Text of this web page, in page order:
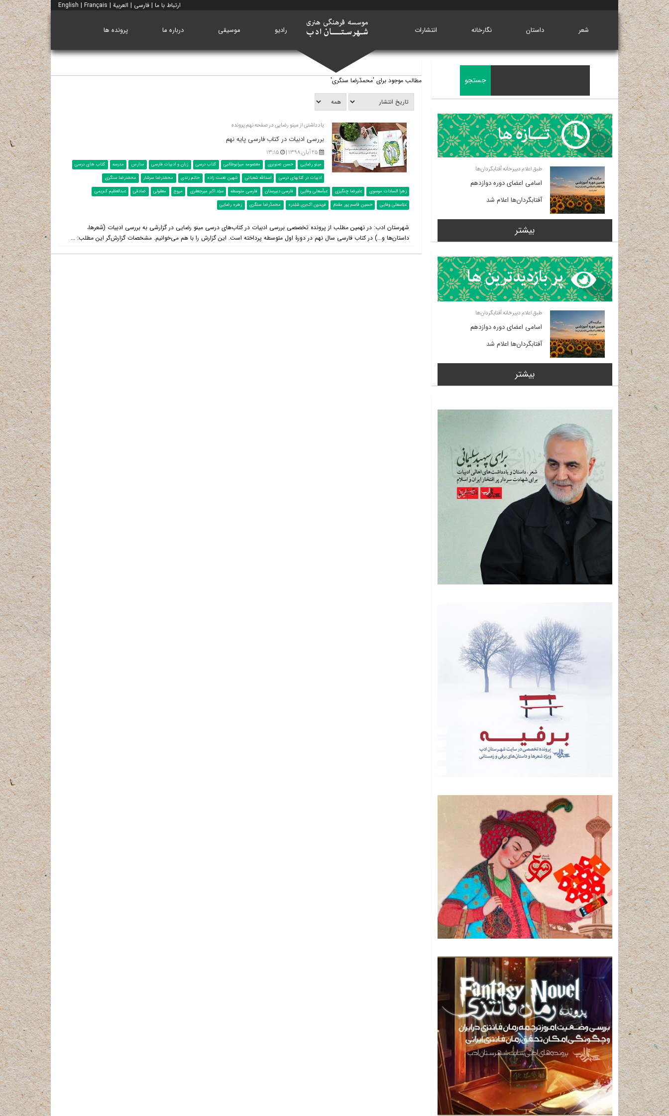
ارتباط با ما | فارسی | العربية |
English | Français
شعر داستان نگارخانه انتشارات خانه رادیو موسیقی درباره ما پرونده ها
مطالب موجود برای 'محمدّرضا سنگری'
یادداشتی از مینو رضایی در صفحه نهم پرونده
بررسی ادبیات در کتاب فارسی پایه نهم
۲۵ آبان ۱۳۹۸ | ۱۳:۱۵
مینو رضایی حسن صنوبری معصومه میرابوطالبی کتاب درسی زبان و ادبیات فارسی مدارس مدرسه
کتاب های درسی
ادبیات در کتابهای درسی
اسدالله شعبانی شهین نعمت زاده حاتم زندی محمّدرضا سرشار
محمّدرضا سنگری
زهرا السادات موسوی
علیرضا چنگیزی عباّسعلی وفایی فارسی دبیرستان فارسی متوسطه سیّد اکبر میرجعفری مروج معقولی صادقی
عبدالعظیم ک‌ریمی
عبّاسعلی وفایی
حسین قاسم پور مقدمّ فریدون اک‌بری شلِدره محمدّرضا سنگری زهره رضایی
شهرستان ادب: در نهمین مطلب از پرونده تخصصی بررسی ادبیات در کتاب‌‌های درسی مینو رضایی در گزارشی به بررسی ادبیات (شعرها،
داستان‌ها و...) در کتاب فارسی سال نهم در دورۀ اول متوسطه پرداخته است. این گزارش را با هم می‌خوانیم. مشخصات گزارش‌گر این مطلب: ...
طبق اعلام دبیرخانه آفتابگردان‌ها
اسامی اعضای دوره دوازدهم
آفتابگردان‌ها اعلام شد
بیشتر
طبق اعلام دبیرخانه آفتابگردان‌ها
اسامی اعضای دوره دوازدهم
آفتابگردان‌ها اعلام شد
بیشتر